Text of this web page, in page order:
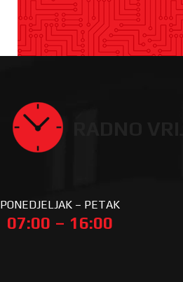
PONEDJELJAK – PETAK
07:00 – 16:00